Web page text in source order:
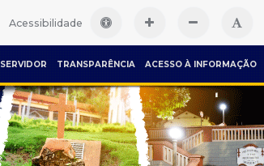
Acessibilidade
SERVIDOR TRANSPARÊNCIA ACESSO À INFORMAÇÃO